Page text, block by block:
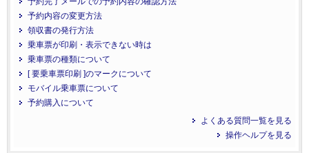
予約内容の変更方法
領収書の発行方法
乗車票が印刷・表示できない時は
乗車票の種類について
[ 要乗車票印刷 ]のマークについて
モバイル乗車票について
予約購入について
よくある質問一覧を見る
操作ヘルプを見る